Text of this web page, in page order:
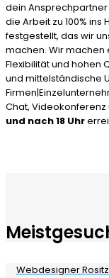
dein Ansprechpartner
die Arbeit zu 100%
festgestellt, das wir
machen. Wir machen
Flexibilität und hohen
und mittelständische
Chat, Videokonferenz
und nach 18 Uhr
Webdesigner Rositz